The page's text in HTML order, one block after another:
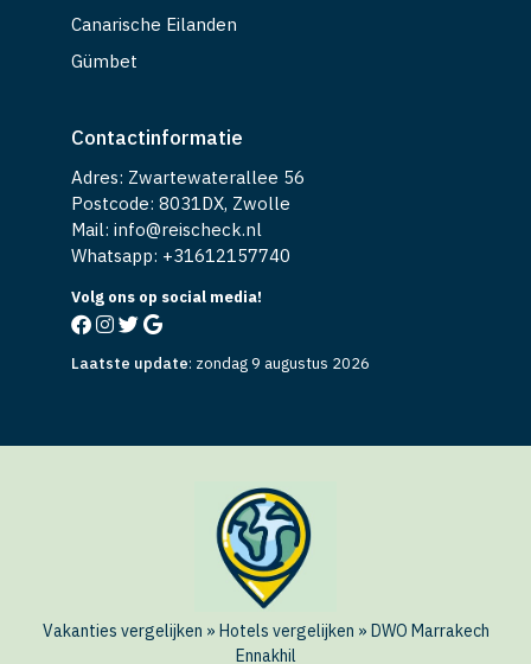
Canarische Eilanden
Gümbet
Contactinformatie
Adres: Zwartewaterallee 56
Postcode: 8031DX, Zwolle
Mail: info@reischeck.nl
Whatsapp: +31612157740
Volg ons op social media!
Laatste update: zondag 9 augustus 2026
Vakanties vergelijken » Hotels vergelijken » DWO Marrakech
Ennakhil